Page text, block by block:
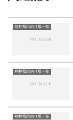
福井県の釣り場一覧
福井県の釣り場一覧
福井県の釣り場一覧